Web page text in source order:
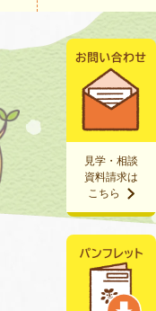
見学・相談
資料請求は
こちら